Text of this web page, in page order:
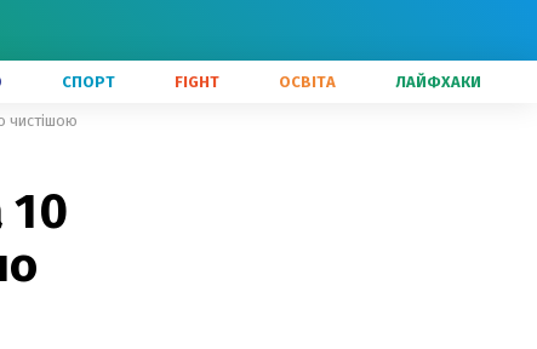
СПОРТ FIGHT ОСВІТА ЛАЙФХАКИ
чистішою